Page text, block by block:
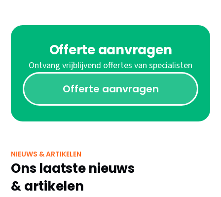
Offerte aanvragen
Ontvang vrijblijvend offertes van specialisten
Offerte aanvragen
NIEUWS & ARTIKELEN
Ons laatste nieuws
& artikelen